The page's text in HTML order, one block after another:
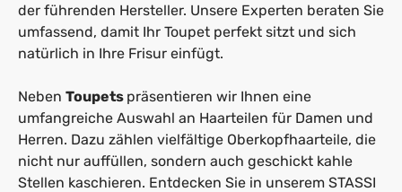
der führenden Hersteller. Unsere Experten beraten Sie
umfassend, damit Ihr Toupet perfekt sitzt und sich
natürlich in Ihre Frisur einfügt.
Neben Toupets präsentieren wir Ihnen eine
umfangreiche Auswahl an Haarteilen für Damen und
Herren. Dazu zählen vielfältige Oberkopfhaarteile, die
nicht nur auffüllen, sondern auch geschickt kahle
Stellen kaschieren. Entdecken Sie in unserem STASSI